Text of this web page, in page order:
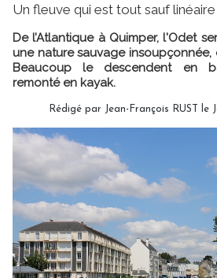
Un fleuve qui est tout sauf linéaire
De l’Atlantique à Quimper, l'Odet
une nature sauvage
Beaucoup le descendent en
remonté en kayak.
Rédigé par Jean-François RUST le